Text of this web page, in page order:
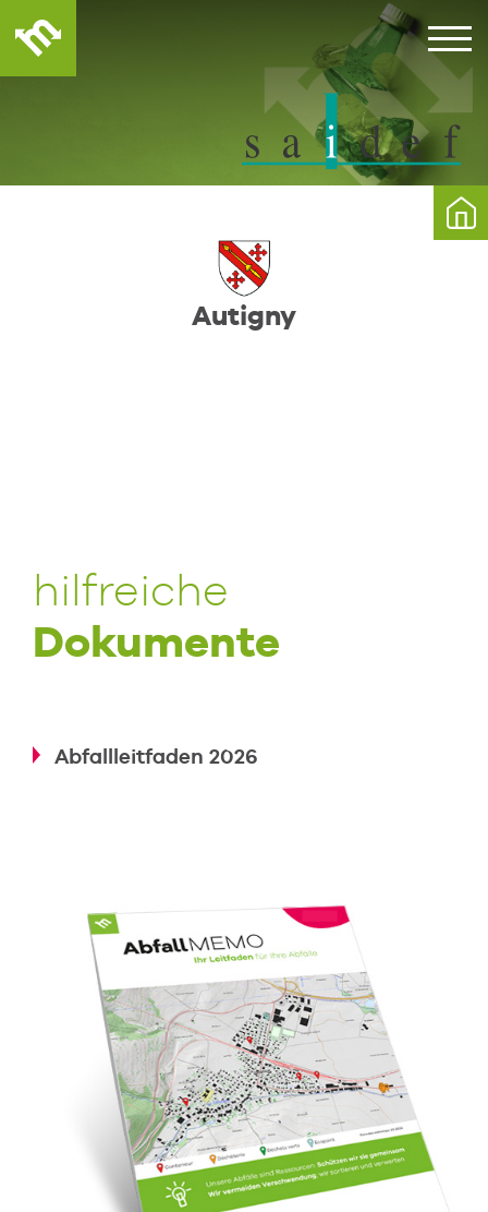
Autigny
hilfreiche
Dokumente
Abfallleitfaden 2026